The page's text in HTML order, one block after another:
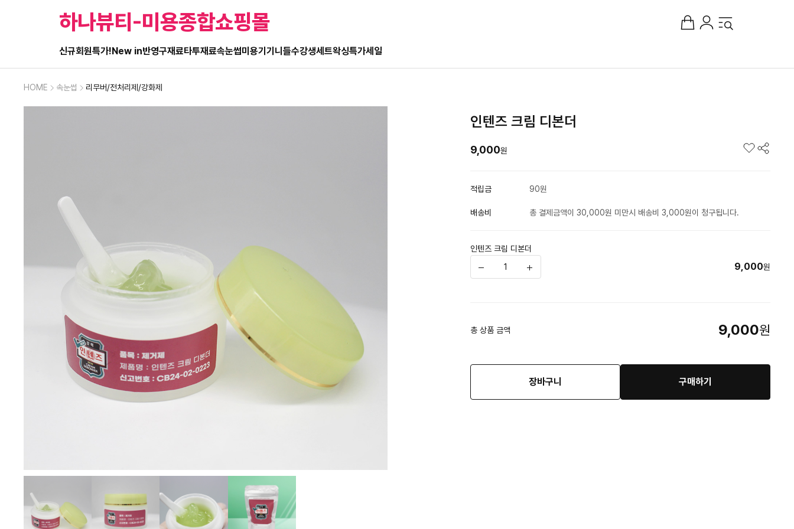
하나뷰티-미용종합쇼핑몰
신규회원특가!New in반영구재료타투재료속눈썹미용기기 니들수강생세트왁싱특가세일
HOME 속눈썹 리무버/전처리제/강화제
인텐즈 크림 디본더
9,000원
적립금 90원
배송비 총 결제금액이 30,000원 미만시 배송비 3,000원이 청구됩니다.
인텐즈 크림 디본더
9,000원
총 상품 금액 9,000원
장바구니 구매하기